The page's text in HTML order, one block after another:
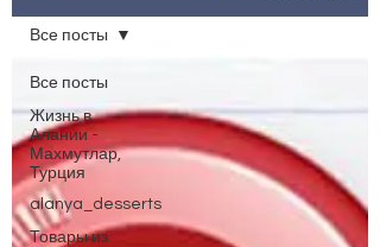
Все посты
Жизнь в
Алании -
Махмутлар,
Турция
alanya_desserts
Товары из
Все посты